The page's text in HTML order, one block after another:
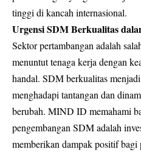
tinggi di kancah internasional.
Urgensi SDM Berkualitas
Sektor pertambangan adalah
menuntut tenaga kerja dengan
handal. SDM berkualitas
menghadapi tantangan dan
berubah. MIND ID memahami
pengembangan SDM adalah
memberikan dampak positif bagi